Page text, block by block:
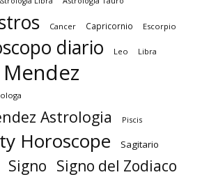
Cancer Capricornio Escorpio
diario Leo Libra
Astrologia Piscis
Horoscope Sagitario
Signo Signo del Zodiaco